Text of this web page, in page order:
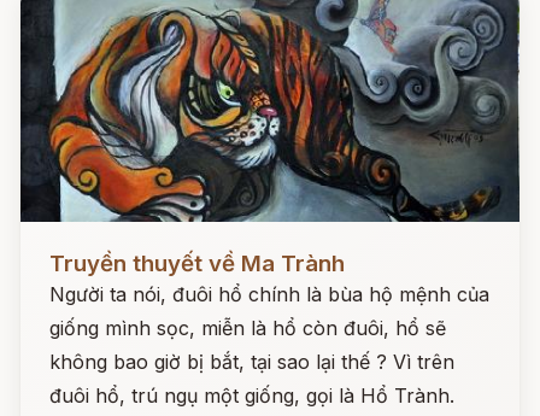
Đọc ngay
Truyền thuyết về Ma Trành
Người ta nói, đuôi hổ chính là bùa hộ mệnh của
giống mình sọc, miễn là hổ còn đuôi, hổ sẽ
không bao giờ bị bắt, tại sao lại thế ? Vì trên
đuôi hổ, trú ngụ một giống, gọi là Hổ Trành.